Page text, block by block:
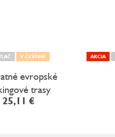
V ČEŠTINE
evropské
trasy
25,11 €
AKCIA